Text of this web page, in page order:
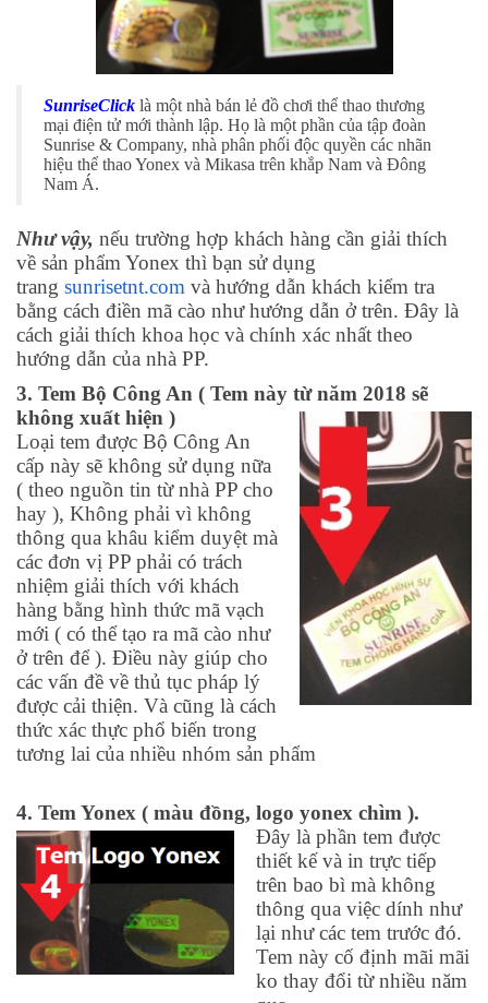
SunriseClick là một nhà bán lẻ đồ chơi thể thao thương
mại điện tử mới thành lập. Họ là một phần của tập đoàn
Sunrise & Company, nhà phân phối độc quyền các nhãn
hiệu thể thao Yonex và Mikasa trên khắp Nam và Đông
Nam Á.
Như vậy, nếu trường hợp khách hàng cần giải thích
về sản phẩm Yonex thì bạn sử dụng
trang sunrisetnt.com và hướng dẫn khách kiểm tra
bằng cách điền mã cào như hướng dẫn ở trên. Đây là
cách giải thích khoa học và chính xác nhất theo
hướng dẫn của nhà PP.
3. Tem Bộ Công An ( Tem này từ năm 2018 sẽ
không xuất hiện )
Loại tem được Bộ Công An
cấp này sẽ không sử dụng nữa
( theo nguồn tin từ nhà PP cho
hay ), Không phải vì không
thông qua khâu kiểm duyệt mà
các đơn vị PP phải có trách
nhiệm giải thích với khách
hàng bằng hình thức mã vạch
mới ( có thể tạo ra mã cào như
ở trên để ). Điều này giúp cho
các vấn đề về thủ tục pháp lý
được cải thiện. Và cũng là cách
thức xác thực phổ biến trong
tương lai của nhiều nhóm sản phẩm
4. Tem Yonex ( màu đồng, logo yonex chìm ).
Đây là phần tem được
thiết kế và in trực tiếp
trên bao bì mà không
thông qua việc dính như
lại như các tem trước đó.
Tem này cố định mãi mãi
ko thay đổi từ nhiều năm